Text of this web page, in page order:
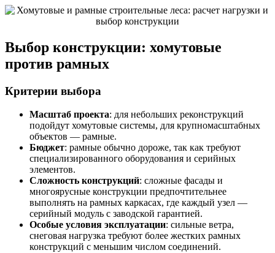
Выбор конструкции: хомутовые
против рамных
Критерии выбора
Масштаб проекта: для небольших реконструкций
подойдут хомутовые системы, для крупномасштабных
объектов — рамные.
Бюджет: рамные обычно дороже, так как требуют
специализированного оборудования и серийных
элементов.
Сложность конструкций: сложные фасады и
многоярусные конструкции предпочтительнее
выполнять на рамных каркасах, где каждый узел —
серийный модуль с заводской гарантией.
Особые условия эксплуатации: сильные ветра,
снеговая нагрузка требуют более жестких рамных
конструкций с меньшим числом соединений.